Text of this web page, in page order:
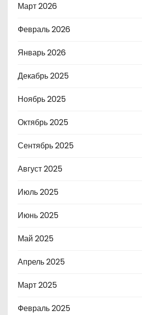
Март 2026
Февраль 2026
Январь 2026
Декабрь 2025
Ноябрь 2025
Октябрь 2025
Сентябрь 2025
Август 2025
Июль 2025
Июнь 2025
Май 2025
Апрель 2025
Март 2025
Февраль 2025